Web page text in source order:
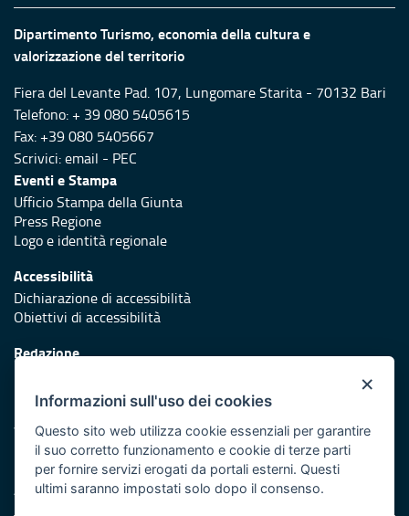
Dipartimento Turismo, economia della cultura e
valorizzazione del territorio
Fiera del Levante Pad. 107, Lungomare Starita - 70132 Bari
Telefono: + 39 080 5405615
Fax: +39 080 5405667
Scrivici:email - PEC
Eventi e Stampa
Ufficio Stampa della Giunta
Press Regione
Logo e identità regionale
Accessibilità
Dichiarazione di accessibilità
Obiettivi di accessibilità
Redazione
Protezione civile
Vai al sito di Protezione Civile Puglia
Iniziativa finanziata con risorse del POR Puglia 2014/2020 -
Asse XI
×
Informazioni sull'uso dei cookies
Questo sito web utilizza cookie essenziali per garantire
il suo corretto funzionamento e cookie di terze parti
per fornire servizi erogati da portali esterni. Questi
ultimi saranno impostati solo dopo il consenso.